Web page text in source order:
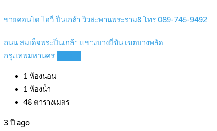
ขายคอนโด ไอวี่ ปิ่นเกล้า วิวสะพานพระราม8 โทร 089-745-9492
ถนน สมเด็จพระปิ่นเกล้า แขวงบางยี่ขัน เขตบางพลัด
กรุงเทพมหานคร
1 ห้องนอน
1 ห้องน้ำ
48 ตารางเมตร
3 ปี ago